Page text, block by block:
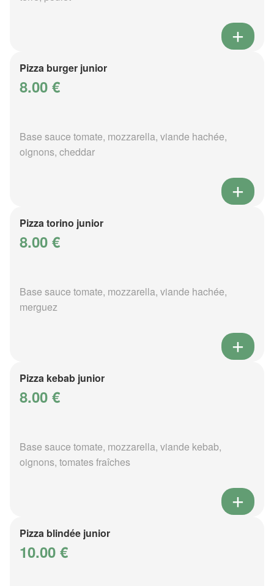
Pizza burger junior
8.00 €
Base sauce tomate, mozzarella, viande hachée,
oignons, cheddar
Pizza torino junior
8.00 €
Base sauce tomate, mozzarella, viande hachée,
merguez
Pizza kebab junior
8.00 €
Base sauce tomate, mozzarella, viande kebab,
oignons, tomates fraîches
Pizza blindée junior
10.00 €